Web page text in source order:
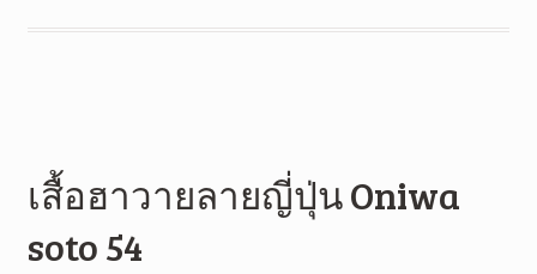
เสื้อฮาวายลายญี่ปุ่น Oniwa
soto 54